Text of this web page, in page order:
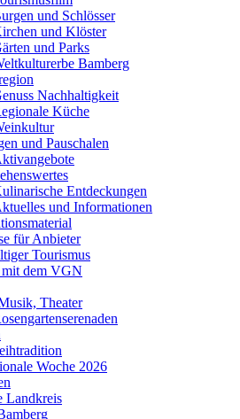
und Schlösser
und Klöster
und Parks
Bamberg
Nachhaltigkeit
Küche
und Pauschalen
Entdeckungen
und Informationen
für Anbieter
Tourismus
dem VGN
Theater
Woche 2026
Landkreis